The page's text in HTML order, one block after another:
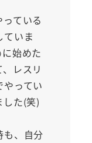
ている
ていま
始めた
レスリ
ってい
した(笑)
も、自分